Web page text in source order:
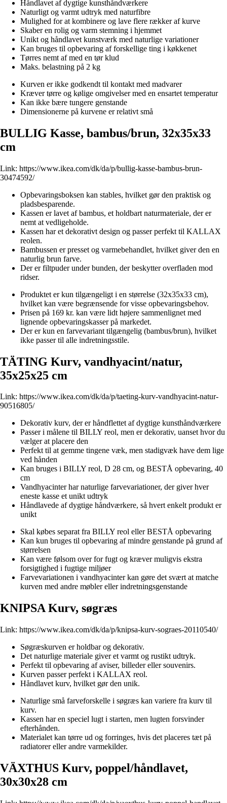
Håndlavet af dygtige kunsthåndværkere
Naturligt og varmt udtryk med naturfibre
Mulighed for at kombinere og lave flere rækker af kurve
Skaber en rolig og varm stemning i hjemmet
Unikt og håndlavet kunstværk med naturlige variationer
Kan bruges til opbevaring af forskellige ting i køkkenet
Tørres nemt af med en tør klud
Maks. belastning på 2 kg
Kurven er ikke godkendt til kontakt med madvarer
Kræver tørre og kølige omgivelser med en ensartet temperatur
Kan ikke bære tungere genstande
Dimensionerne på kurvene er relativt små
BULLIG Kasse, bambus/brun, 32x35x33
cm
Link: https://www.ikea.com/dk/da/p/bullig-kasse-bambus-brun-
30474592/
Opbevaringsboksen kan stables, hvilket gør den praktisk og
pladsbesparende.
Kassen er lavet af bambus, et holdbart naturmateriale, der er
nemt at vedligeholde.
Kassen har et dekorativt design og passer perfekt til KALLAX
reolen.
Bambussen er presset og varmebehandlet, hvilket giver den en
naturlig brun farve.
Der er filtpuder under bunden, der beskytter overfladen mod
ridser.
Produktet er kun tilgængeligt i en størrelse (32x35x33 cm),
hvilket kan være begrænsende for visse opbevaringsbehov.
Prisen på 169 kr. kan være lidt højere sammenlignet med
lignende opbevaringskasser på markedet.
Der er kun en farvevariant tilgængelig (bambus/brun), hvilket
ikke passer til alle indretningsstile.
TÄTING Kurv, vandhyacint/natur,
35x25x25 cm
Link: https://www.ikea.com/dk/da/p/taeting-kurv-vandhyacint-natur-
90516805/
Dekorativ kurv, der er håndflettet af dygtige kunsthåndværkere
Passer i målene til BILLY reol, men er dekorativ, uanset hvor du
vælger at placere den
Perfekt til at gemme tingene væk, men stadigvæk have dem lige
ved hånden
Kan bruges i BILLY reol, D 28 cm, og BESTÅ opbevaring, 40
cm
Vandhyacinter har naturlige farvevariationer, der giver hver
eneste kasse et unikt udtryk
Håndlavede af dygtige håndværkere, så hvert enkelt produkt er
unikt
Skal købes separat fra BILLY reol eller BESTÅ opbevaring
Kan kun bruges til opbevaring af mindre genstande på grund af
størrelsen
Kan være følsom over for fugt og kræver muligvis ekstra
forsigtighed i fugtige miljøer
Farvevariationen i vandhyacinter kan gøre det svært at matche
kurven med andre møbler eller indretningsgenstande
KNIPSA Kurv, søgræs
Link: https://www.ikea.com/dk/da/p/knipsa-kurv-sograes-20110540/
Søgræskurven er holdbar og dekorativ.
Det naturlige materiale giver et varmt og rustikt udtryk.
Perfekt til opbevaring af aviser, billeder eller souvenirs.
Kurven passer perfekt i KALLAX reol.
Håndlavet kurv, hvilket gør den unik.
Naturlige små farveforskelle i søgræs kan variere fra kurv til
kurv.
Kassen har en speciel lugt i starten, men lugten forsvinder
efterhånden.
Materialet kan tørre ud og forringes, hvis det placeres tæt på
radiatorer eller andre varmekilder.
VÄXTHUS Kurv, poppel/håndlavet,
30x30x28 cm